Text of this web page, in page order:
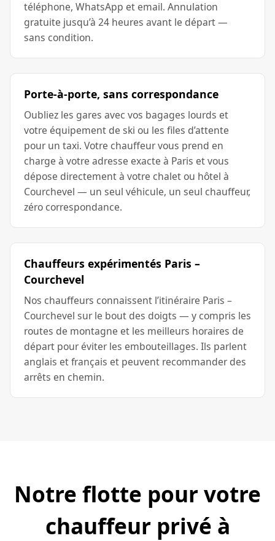
téléphone, WhatsApp et email. Annulation
gratuite jusqu’à 24 heures avant le départ —
sans condition.
Porte-à-porte, sans correspondance
Oubliez les gares avec vos bagages lourds et
votre équipement de ski ou les files d’attente
pour un taxi. Votre chauffeur vous prend en
charge à votre adresse exacte à Paris et vous
dépose directement à votre chalet ou hôtel à
Courchevel — un seul véhicule, un seul chauffeur,
zéro correspondance.
Chauffeurs expérimentés Paris –
Courchevel
Nos chauffeurs connaissent l’itinéraire Paris –
Courchevel sur le bout des doigts — y compris les
routes de montagne et les meilleurs horaires de
départ pour éviter les embouteillages. Ils parlent
anglais et français et peuvent recommander des
arrêts en chemin.
Notre flotte pour votre
chauffeur privé à